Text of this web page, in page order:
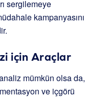
sergilemeye
kampanyasını
için Araçlar
mümkün olsa da,
ve içgörü